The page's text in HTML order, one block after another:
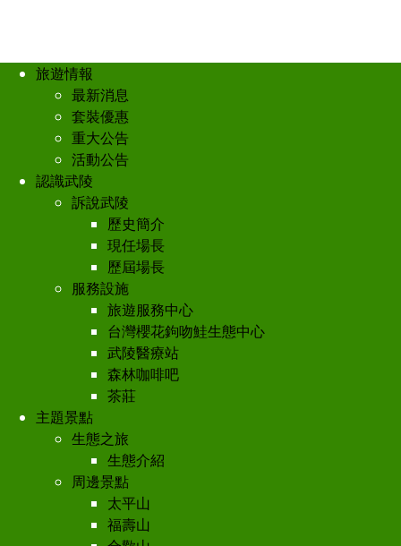
旅遊情報
最新消息
套裝優惠
重大公告
活動公告
認識武陵
訴說武陵
歷史簡介
現任場長
歷屆場長
服務設施
旅遊服務中心
台灣櫻花鉤吻鮭生態中心
武陵醫療站
森林咖啡吧
茶莊
主題景點
生態之旅
生態介紹
周邊景點
太平山
福壽山